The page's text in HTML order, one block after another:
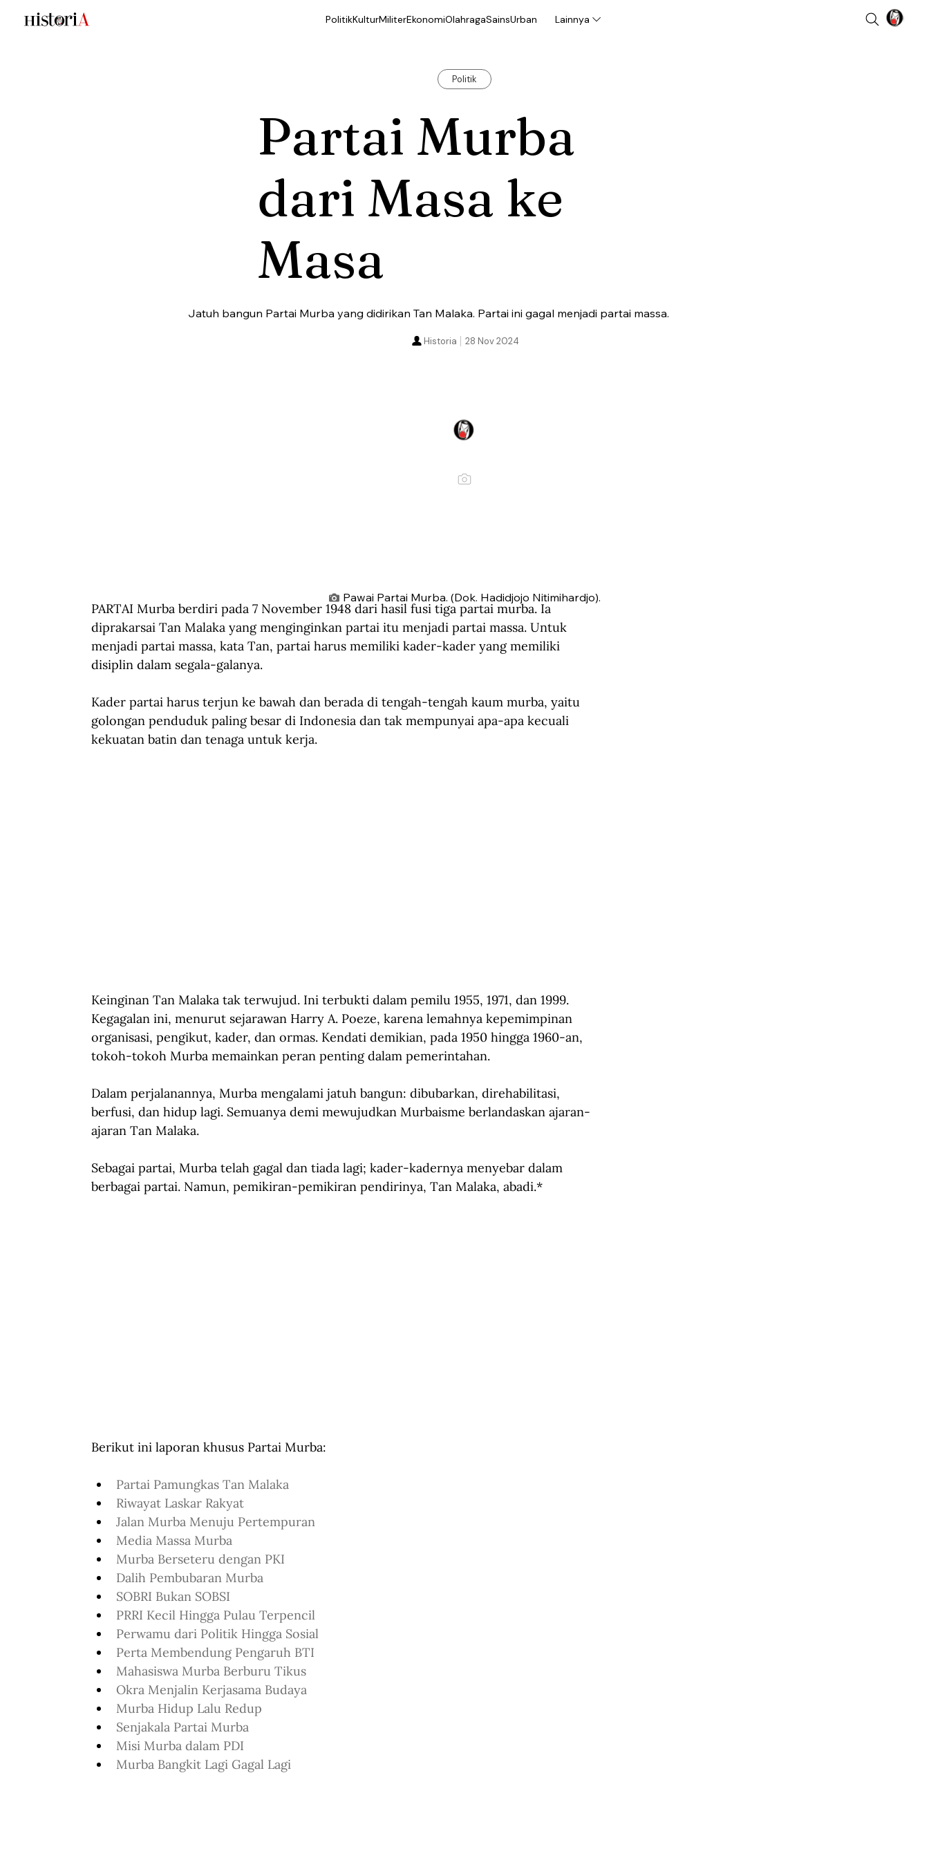
PolitikKulturMiliterEkonomiOlahragaSainsUrban Lainnya
Politik
Partai Murba
dari Masa ke
Masa
Jatuh bangun Partai Murba yang didirikan Tan Malaka. Partai ini gagal menjadi partai massa.
28 Nov 2024
Historia
Pawai Partai Murba. (Dok. Hadidjojo Nitimihardjo).
PARTAI Murba berdiri pada 7 November 1948 dari hasil fusi tiga partai murba. Ia
diprakarsai Tan Malaka yang menginginkan partai itu menjadi partai massa. Untuk
menjadi partai massa, kata Tan, partai harus memiliki kader-kader yang memiliki
disiplin dalam segala-galanya.
Kader partai harus terjun ke bawah dan berada di tengah-tengah kaum murba, yaitu
golongan penduduk paling besar di Indonesia dan tak mempunyai apa-apa kecuali
kekuatan batin dan tenaga untuk kerja.
Keinginan Tan Malaka tak terwujud. Ini terbukti dalam pemilu 1955, 1971, dan 1999.
Kegagalan ini, menurut sejarawan Harry A. Poeze, karena lemahnya kepemimpinan
organisasi, pengikut, kader, dan ormas. Kendati demikian, pada 1950 hingga 1960-an,
tokoh-tokoh Murba memainkan peran penting dalam pemerintahan.
Dalam perjalanannya, Murba mengalami jatuh bangun: dibubarkan, direhabilitasi,
berfusi, dan hidup lagi. Semuanya demi mewujudkan Murbaisme berlandaskan ajaran-
ajaran Tan Malaka.
Sebagai partai, Murba telah gagal dan tiada lagi; kader-kadernya menyebar dalam
berbagai partai. Namun, pemikiran-pemikiran pendirinya, Tan Malaka, abadi.*
Berikut ini laporan khusus Partai Murba:
Partai Pamungkas Tan Malaka
Riwayat Laskar Rakyat
Jalan Murba Menuju Pertempuran
Media Massa Murba
Murba Berseteru dengan PKI
Dalih Pembubaran Murba
SOBRI Bukan SOBSI
PRRI Kecil Hingga Pulau Terpencil
Perwamu dari Politik Hingga Sosial
Perta Membendung Pengaruh BTI
Mahasiswa Murba Berburu Tikus
Okra Menjalin Kerjasama Budaya
Murba Hidup Lalu Redup
Senjakala Partai Murba
Misi Murba dalam PDI
Murba Bangkit Lagi Gagal Lagi